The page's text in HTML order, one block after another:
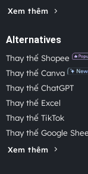
Xem thêm
Alternatives
Thay thế Shopee
Thay thế Canva
Thay thế ChatGPT
Thay thế Excel
Thay thế TikTok
Thay thế Google
Xem thêm